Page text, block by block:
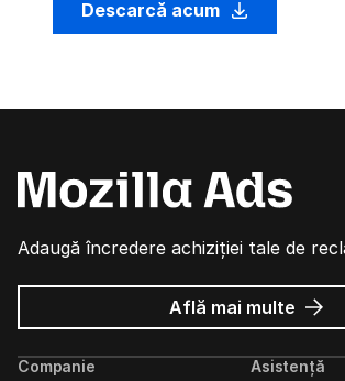
Descarcă acum
Adaugă încredere achiziției tale de
Află mai multe
Companie Asistență